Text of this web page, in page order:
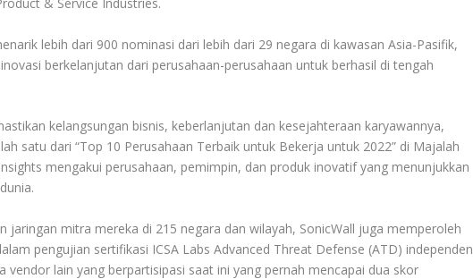
& Service Industries.
lebih dari 900 nominasi dari lebih dari 29 negara di kawasan Asia-Pasifik,
berkelanjutan dari perusahaan-perusahaan untuk berhasil di tengah
kelangsungan bisnis, keberlanjutan dan kesejahteraan karyawannya,
satu dari “Top 10 Perusahaan Terbaik untuk Bekerja untuk 2022” di Majalah
mengakui perusahaan, pemimpin, dan produk inovatif yang menunjukkan
jaringan mitra mereka di 215 negara dan wilayah, SonicWall juga memperoleh
pengujian sertifikasi ICSA Labs Advanced Threat Defense (ATD) independen
vendor lain yang berpartisipasi saat ini yang pernah mencapai dua skor